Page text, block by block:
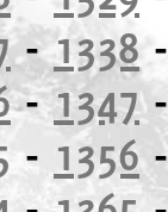
-1338
-1347
- 1356